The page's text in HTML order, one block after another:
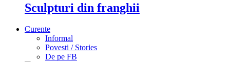
Sculpturi din franghii
Curente
Informal
Povesti / Stories
De pe FB